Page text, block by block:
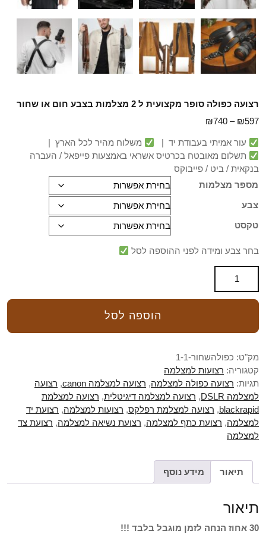
רצועה כפולה סופר מקצועית ל 2 מצלמות בצבע חום או שחור
₪597
–
₪740
עור אמיתי בעבודת יד |
משלוח מהיר לכל הארץ |
תשלום מאובטח בכרטיס אשראי באמצעות פייפאל / העברה
בנקאית / ביט / פייבוקס
מספר מצלמות
צבע
טקסט
בחר צבע ומידה לפני ההוספה לסל
הוספה לסל
מק"ט: כפולהשחור-1-1
קטגוריה: רצועות למצלמה
תגיות: רצועה כפולה למצלמה, רצועה למצלמה canon , רצועה
למצלמה DSLR
, רצועה למצלמה דיגיטלית, רצועה למצלמת
blackrapid
, רצועה למצלמת רפלקס, רצועות למצלמה, רצועת יד
למצלמה, רצועת כתף למצלמה, רצועת נשיאה למצלמה, רצועת צד
למצלמה
תיאור מידע נוסף
תיאור
30 אחוז הנחה לזמן מוגבל בלבד !!!